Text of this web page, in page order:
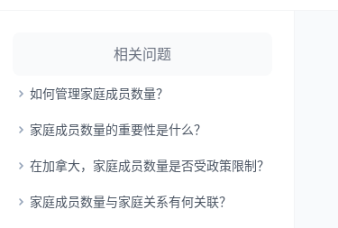
相关问题
如何管理家庭成员数量？
家庭成员数量的重要性是什么？
在加拿大，家庭成员数量是否受政策限制？
家庭成员数量与家庭关系有何关联？